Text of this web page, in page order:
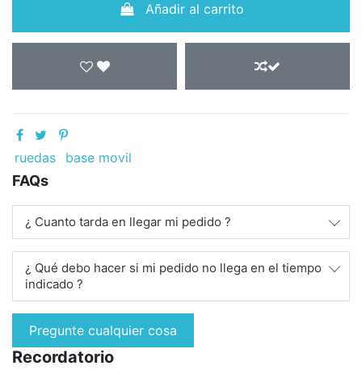
Añadir al carrito
ruedas base movil
FAQs
¿ Cuanto tarda en llegar mi pedido ?
¿ Qué debo hacer si mi pedido no llega en el tiempo
indicado ?
Pregunte cualquier cosa
Recordatorio